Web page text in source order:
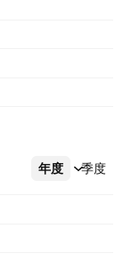
年度 季度
更多